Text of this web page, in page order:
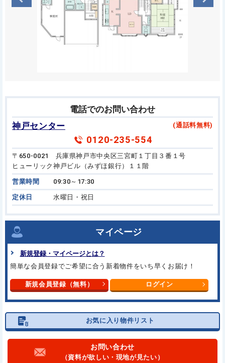
電話でのお問い合わせ
神戸センター
(通話料無料)
0120-235-554
〒650-0021 兵庫県神戸市中央区三宮町１丁目３番１号
ヒューリック神戸ビル（みずほ銀行）１１階
営業時間 09:30～17:30
定休日 水曜日・祝日
マイページ
新規登録・マイページとは？
簡単な会員登録でご希望に合う 新着物件をいち早くお届け！
新規会員登録（無料） ログイン
お気に入り物件リスト
お問い合わせ
（資料が欲しい・現地が見たい）